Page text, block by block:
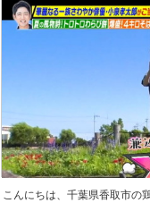
こんにちは、千葉県香取市の